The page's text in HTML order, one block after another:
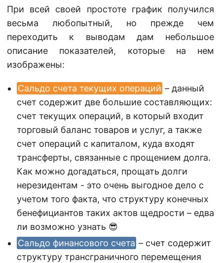
При всей своей простоте график получился
весьма любопытный, но прежде чем
переходить к выводам дам небольшое
описание показателей, которые на нем
изображены:
Cальдо счета текущих операций – данный
счет содержит две большие составляющих:
счет текущих операций, в который входит
торговый баланс товаров и услуг, а также
счет операций с капиталом, куда входят
трансферты, связанные с прощением долга.
Как можно догадаться, прощать долги
нерезидентам - это очень выгодное дело с
учетом того факта, что структуру конечных
бенефициантов таких актов щедрости – едва
ли возможно узнать 😎
Cальдо финансового счета – счет содержит
структуру трансграничного перемещения